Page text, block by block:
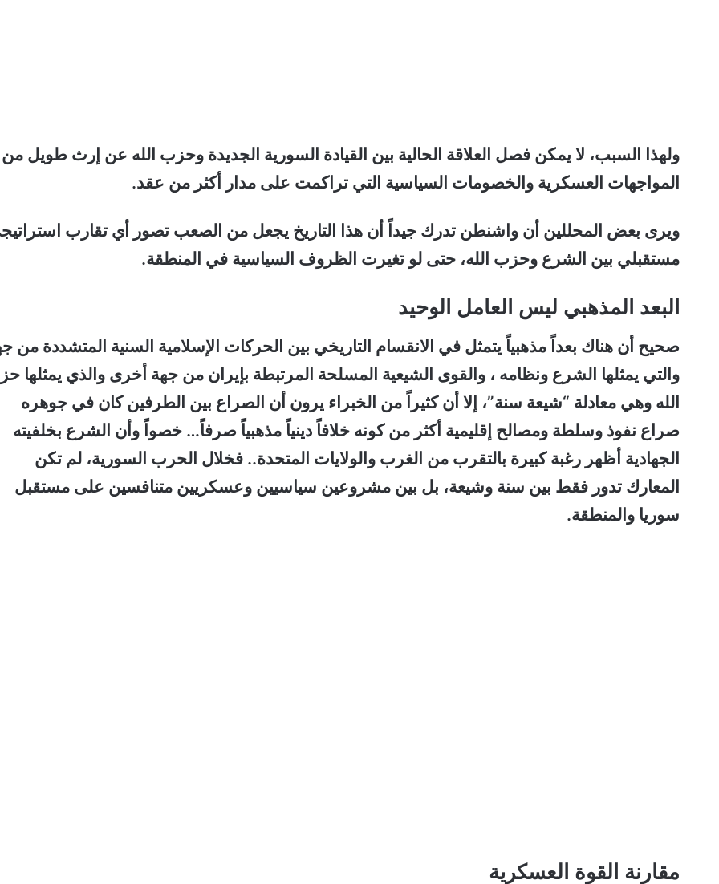
ولهذا السبب، لا يمكن فصل العلاقة الحالية بين القيادة السورية الجديدة وحزب الله عن إرث طويل من
المواجهات العسكرية والخصومات السياسية التي تراكمت على مدار أكثر من عقد.
ويرى بعض المحللين أن واشنطن تدرك جيداً أن هذا التاريخ يجعل من الصعب تصور أي تقارب
مستقبلي بين الشرع وحزب الله، حتى لو تغيرت الظروف السياسية في المنطقة.
البعد المذهبي ليس العامل الوحيد
صحيح أن هناك بعداً مذهبياً يتمثل في الانقسام التاريخي بين الحركات الإسلامية السنية المتشددة من
والتي يمثلها الشرع ونظامه ، والقوى الشيعية المسلحة المرتبطة بإيران من جهة أخرى والذي يمثلها
الله وهي معادلة “شيعة سنة”، إلا أن كثيراً من الخبراء يرون أن الصراع بين الطرفين كان في جوهره
صراع نفوذ وسلطة ومصالح إقليمية أكثر من كونه خلافاً دينياً مذهبياً صرفاً… خصواً وأن الشرع بخلفيته
الجهادية أظهر رغبة كبيرة بالتقرب من الغرب والولايات المتحدة.. فخلال الحرب السورية، لم تكن
المعارك تدور فقط بين سنة وشيعة، بل بين مشروعين سياسيين وعسكريين متنافسين على مستقبل
سوريا والمنطقة.
مقارنة القوة العسكرية